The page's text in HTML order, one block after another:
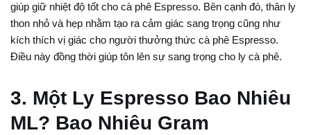
giúp giữ nhiệt độ tốt cho cà phê Espresso. Bên cạnh đó, thân ly
thon nhỏ và hẹp nhằm tạo ra cảm giác sang trọng cũng như
kích thích vị giác cho người thưởng thức cà phê Espresso.
Điều này đồng thời giúp tôn lên sự sang trọng cho ly cà phê.
3. Một Ly Espresso Bao Nhiêu
ML? Bao Nhiêu Gram